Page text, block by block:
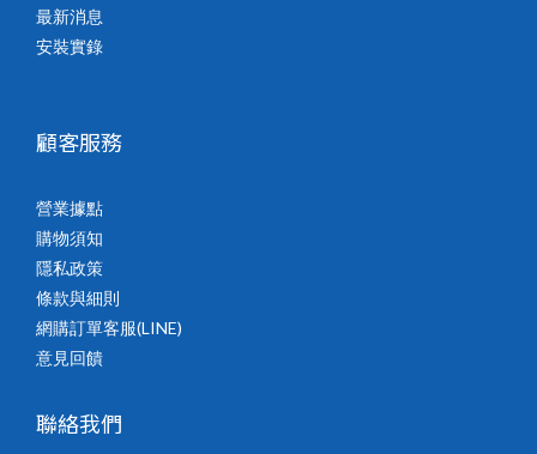
最新消息
安裝實錄
顧客服務
營業據點
購物須知
隱私政策
條款與細則
網購訂單客服(LINE)
意見回饋
聯絡我們